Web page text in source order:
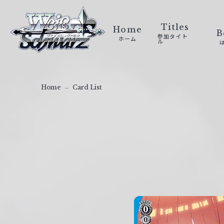
ァ
Home
ホーム
Titles
参加タイト
ル
Home Card List